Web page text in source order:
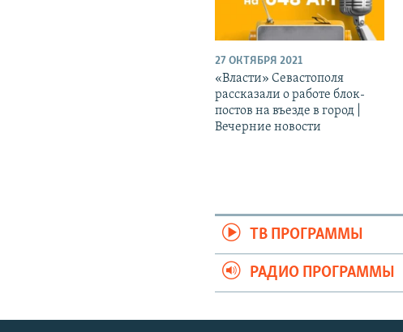
27 ОКТЯБРЯ 2021
«Власти» Севастополя
рассказали о работе блок-
постов на въезде в город |
Вечерние новости
ТВ ПРОГРАММЫ
РАДИО ПРОГРАММЫ